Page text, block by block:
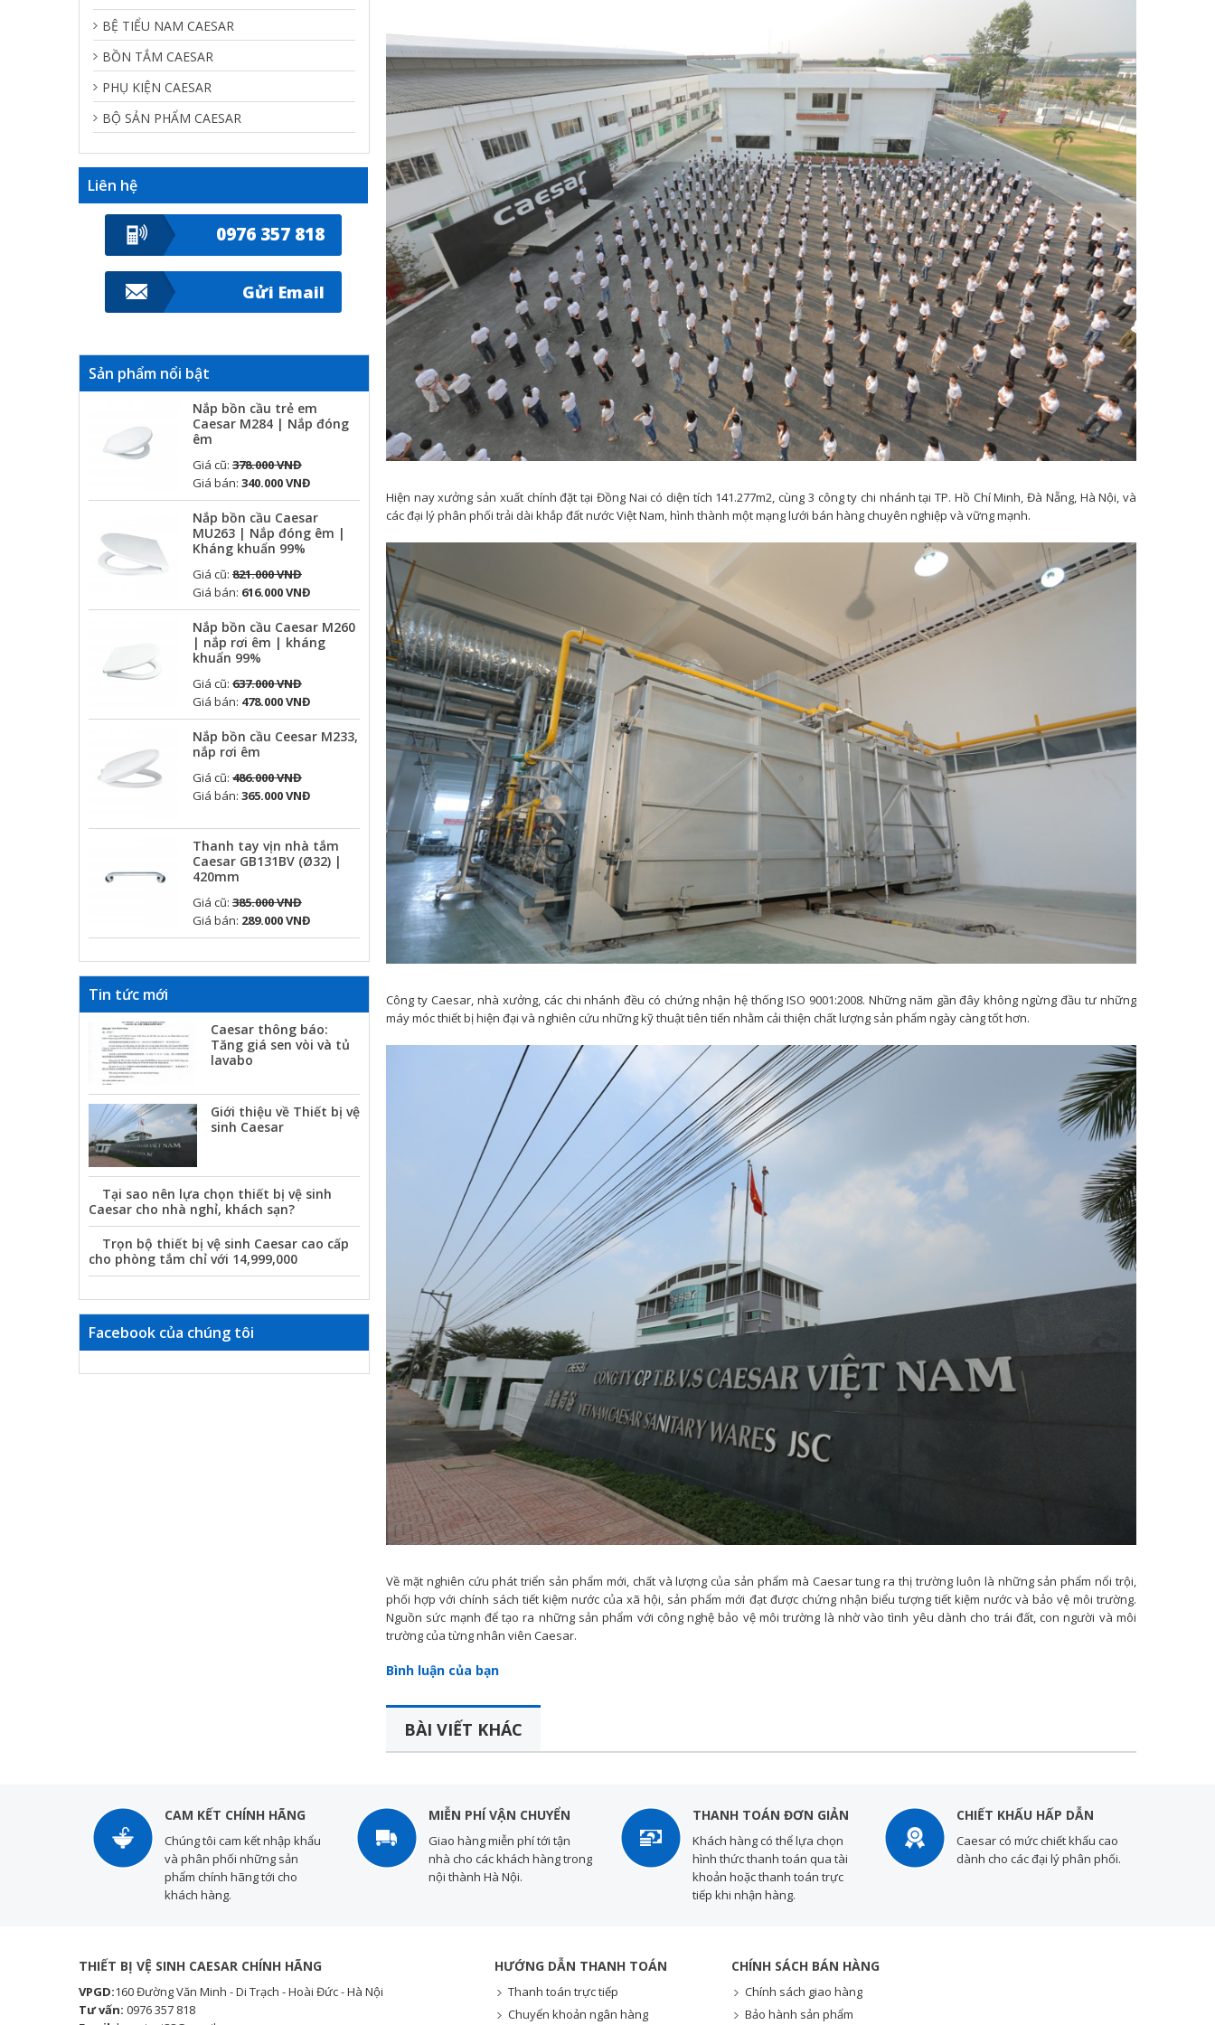
Hiện nay xưởng sản xuất chính đặt tại Đồng Nai có diện tích 141.277m2, cùng 3 công ty chi nhánh tại TP. Hồ Chí Minh, Đà Nẵng, Hà Nội, và
các đại lý phân phối trải dài khắp đất nước Việt Nam, hình thành một mạng lưới bán hàng chuyên nghiệp và vững mạnh.
Công ty Caesar, nhà xưởng, các chi nhánh đều có chứng nhận hệ thống ISO 9001:2008. Những năm gần đây không ngừng đầu tư những
máy móc thiết bị hiện đại và nghiên cứu những kỹ thuật tiên tiến nhằm cải thiện chất lượng sản phẩm ngày càng tốt hơn.
Về mặt nghiên cứu phát triển sản phẩm mới, chất và lượng của sản phẩm mà Caesar tung ra thị trường luôn là những sản phẩm nổi trội,
phối hợp với chính sách tiết kiệm nước của xã hội, sản phẩm mới đạt được chứng nhận biểu tượng tiết kiệm nước và bảo vệ môi trường.
Nguồn sức mạnh để tạo ra những sản phẩm với công nghệ bảo vệ môi trường là nhờ vào tình yêu dành cho trái đất, con người và môi
trường của từng nhân viên Caesar.
Bình luận của bạn
BÀI VIẾT KHÁC
BỆ TIỂU NAM CAESAR
BỒN TẮM CAESAR
PHỤ KIỆN CAESAR
BỘ SẢN PHẨM CAESAR
Liên hệ
0976 357 818
Gửi Email
Sản phẩm nổi bật
Nắp bồn cầu trẻ em
Caesar M284 | Nắp đóng
êm
Giá cũ: 378.000 VNĐ
Giá bán: 340.000 VNĐ
Nắp bồn cầu Caesar
MU263 | Nắp đóng êm |
Kháng khuẩn 99%
Giá cũ: 821.000 VNĐ
Giá bán: 616.000 VNĐ
Nắp bồn cầu Caesar M260
| nắp rơi êm | kháng
khuẩn 99%
Giá cũ: 637.000 VNĐ
Giá bán: 478.000 VNĐ
Nắp bồn cầu Ceesar M233,
nắp rơi êm
Giá cũ: 486.000 VNĐ
Giá bán: 365.000 VNĐ
Thanh tay vịn nhà tắm
Caesar GB131BV (Ø32) |
420mm
Giá cũ: 385.000 VNĐ
Giá bán: 289.000 VNĐ
Tin tức mới
Caesar thông báo:
Tăng giá sen vòi và tủ
lavabo
Giới thiệu về Thiết bị vệ
sinh Caesar
Tại sao nên lựa chọn thiết bị vệ sinh
Caesar cho nhà nghỉ, khách sạn?
Trọn bộ thiết bị vệ sinh Caesar cao cấp
cho phòng tắm chỉ với 14,999,000
Facebook của chúng tôi
CAM KẾT CHÍNH HÃNG
Chúng tôi cam kết nhập khẩu
và phân phối những sản
phẩm chính hãng tới cho
khách hàng.
MIỄN PHÍ VẬN CHUYỂN
Giao hàng miễn phí tới tận
nhà cho các khách hàng trong
nội thành Hà Nội.
THANH TOÁN ĐƠN GIẢN
Khách hàng có thể lựa chọn
hình thức thanh toán qua tài
khoản hoặc thanh toán trực
tiếp khi nhận hàng.
CHIẾT KHẤU HẤP DẪN
Caesar có mức chiết khấu cao
dành cho các đại lý phân phối.
THIẾT BỊ VỆ SINH CAESAR CHÍNH HÃNG
VPGD:160 Đường Văn Minh - Di Trạch - Hoài Đức - Hà Nội
Tư vấn: 0976 357 818
HƯỚNG DẪN THANH TOÁN
Thanh toán trực tiếp
Chuyển khoản ngân hàng
CHÍNH SÁCH BÁN HÀNG
Chính sách giao hàng
Bảo hành sản phẩm